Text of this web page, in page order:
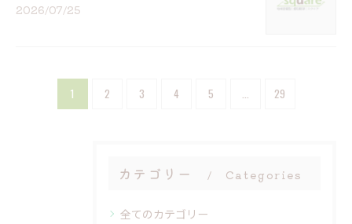
2026/07/25
1 2 3 4 5 ... 29
カテゴリー Categories
全てのカテゴリー